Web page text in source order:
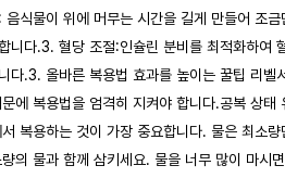
음식물이 위에 머무는 시간을 길게 만들어 조
니다. ​ 3. 혈당 조절:인슐린 분비를 최적화하여
다. ​ ​ 3. 올바른 복용법 효과를 높이는 꿀팁 리
에 복용법을 엄격히 지켜야 합니다. ​ 공복 상
복용하는 것이 가장 중요합니다. 물은 최소
의 물과 함께 삼키세요. 물을 너무 많이 마시